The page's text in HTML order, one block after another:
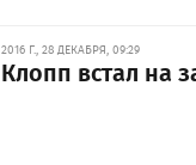
2016 Г., 28 ДЕКАБРЯ, 09:29
Клопп встал на